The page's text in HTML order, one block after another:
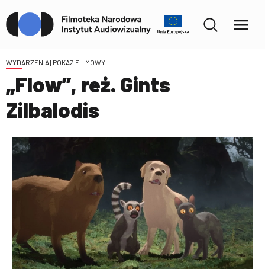
WYDARZENIA| POKAZ FILMOWY
„Flow”, reż. Gints
Zilbalodis